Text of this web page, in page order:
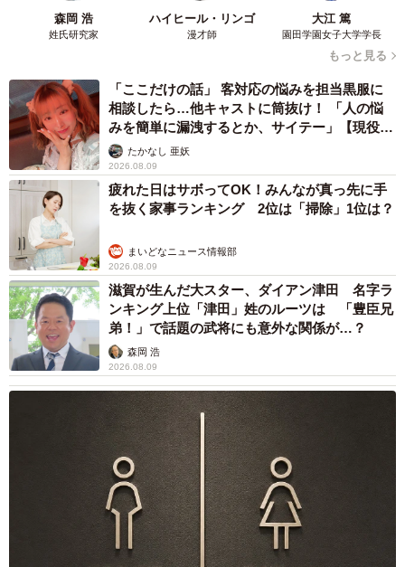
森岡 浩
姓氏研究家
ハイヒール・リンゴ
漫才師
大江 篤
園田学園女子大学学長
もっと見る
「ここだけの話」 客対応の悩みを担当黒服に
相談したら…他キャストに筒抜け！ 「人の悩
みを簡単に漏洩するとか、サイテー」【現役キ
ャストに取材】
たかなし 亜妖
2026.08.09
疲れた日はサボってOK！みんなが真っ先に手
を抜く家事ランキング 2位は「掃除」1位は？
まいどなニュース情報部
2026.08.09
滋賀が生んだ大スター、ダイアン津田 名字ラ
ンキング上位「津田」姓のルーツは 「豊臣兄
弟！」で話題の武将にも意外な関係が…？
森岡 浩
2026.08.09